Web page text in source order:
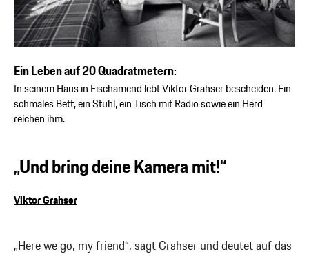
Ein Leben auf 20 Quadratmetern:
In seinem Haus in Fischamend lebt Viktor Grahser bescheiden. Ein
schmales Bett, ein Stuhl, ein Tisch mit Radio sowie ein Herd
reichen ihm.
„Und bring deine Kamera mit!“
Viktor Grahser
„Here we go, my friend“, sagt Grahser und deutet auf das